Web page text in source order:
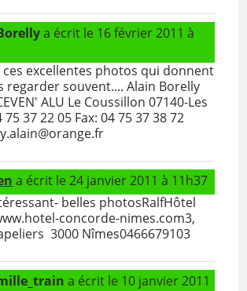
a écrit le 16 février 2011 à
excellentes photos qui donnent
regarder souvent.... Alain Borelly
ALU Le Coussillon 07140-Les
37 22 05 Fax: 04 75 37 38 72
a écrit le 24 janvier 2011 à 11h37
belles photosRalfHôtel
concorde-nimes.com3,
3000 Nîmes0466679103
a écrit le 10 janvier 2011